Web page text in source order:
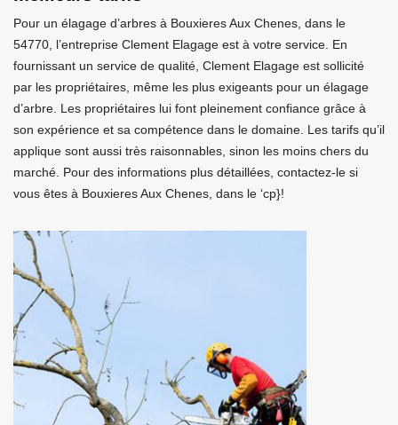
Pour un élagage d’arbres à Bouxieres Aux Chenes, dans le
54770, l’entreprise Clement Elagage est à votre service. En
fournissant un service de qualité, Clement Elagage est sollicité
par les propriétaires, même les plus exigeants pour un élagage
d’arbre. Les propriétaires lui font pleinement confiance grâce à
son expérience et sa compétence dans le domaine. Les tarifs qu’il
applique sont aussi très raisonnables, sinon les moins chers du
marché. Pour des informations plus détaillées, contactez-le si
vous êtes à Bouxieres Aux Chenes, dans le ‘cp}!